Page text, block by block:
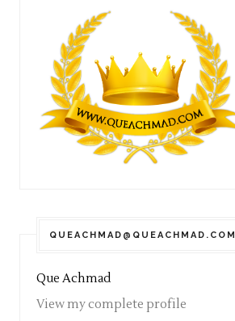
QUEACHMAD@QUEACHMAD.COM
Que Achmad
View my complete profile